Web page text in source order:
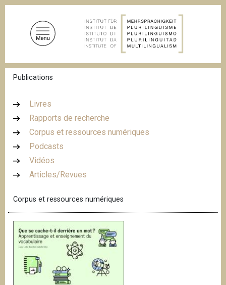
F
i
Publications
Livres
Rapports de recherche
Corpus et ressources numériques
Podcasts
Vidéos
Articles/Revues
Corpus et ressources numériques